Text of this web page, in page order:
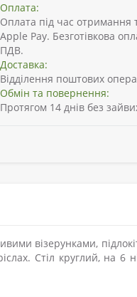
Оплата:
Оплата під час отримання
Apple Pay. Безготівкова
ПДВ.
Доставка:
Відділення поштових
Обмін та повернення:
Протягом 14 днів без
візерунками,
Стіл круглий, на 6